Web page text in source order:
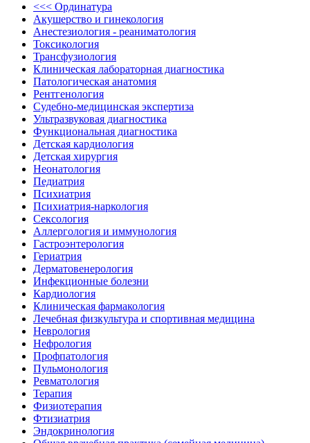
<<< Ординатура
Акушерство и гинекология
Анестезиология - реаниматология
Токсикология
Трансфузиология
Клиническая лабораторная диагностика
Патологическая анатомия
Рентгенология
Судебно-медицинская экспертиза
Ультразвуковая диагностика
Функциональная диагностика
Детская кардиология
Детская хирургия
Неонатология
Педиатрия
Психиатрия
Психиатрия-наркология
Сексология
Аллергология и иммунология
Гастроэнтерология
Гериатрия
Дерматовенерология
Инфекционные болезни
Кардиология
Клиническая фармакология
Лечебная физкультура и спортивная медицина
Неврология
Нефрология
Профпатология
Пульмонология
Ревматология
Терапия
Физиотерапия
Фтизиатрия
Эндокринология